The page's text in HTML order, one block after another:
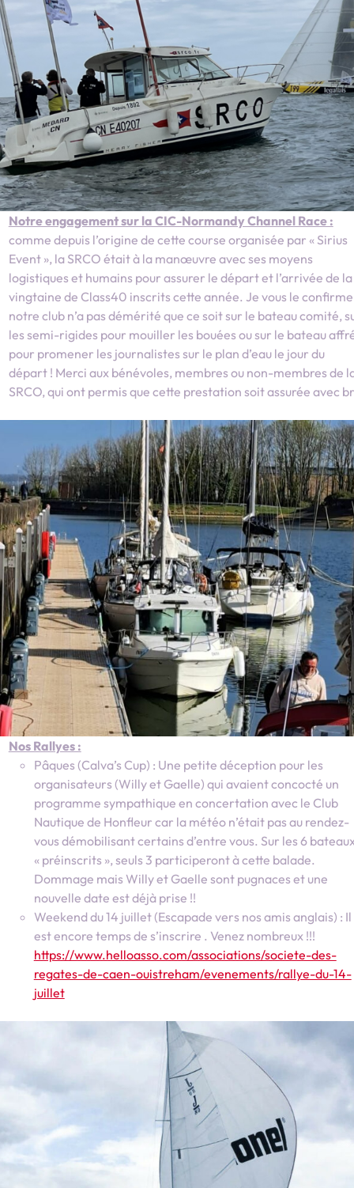
Notre engagement sur la CIC-Normandy Channel Race :
comme depuis l’origine de cette course organisée par « Sirius
Event », la SRCO était à la manœuvre avec ses moyens
logistiques et humains pour assurer le départ et l’arrivée de la
vingtaine de Class40 inscrits cette année. Je vous le
notre club n’a pas démérité que ce soit sur le bateau comité,
les semi-rigides pour mouiller les bouées ou sur le bateau
pour promener les journalistes sur le plan d’eau le jour du
départ ! Merci aux bénévoles, membres ou non-membres de
SRCO, qui ont permis que cette prestation soit assurée avec
Nos Rallyes :
Pâques (Calva’s Cup) : Une petite déception pour les
organisateurs (Willy et Gaelle) qui avaient concocté un
programme sympathique en concertation avec le Club
Nautique de Honfleur car la météo n’était pas au rendez-
vous démobilisant certains d’entre vous. Sur les 6
« préinscrits », seuls 3 participeront à cette balade.
Dommage mais Willy et Gaelle sont pugnaces et une
nouvelle date est déjà prise !!
Weekend du 14 juillet (Escapade vers nos amis anglais) : Il
est encore temps de s’inscrire . Venez nombreux !!!
https://www.helloasso.com/associations/societe-des-
regates-de-caen-ouistreham/evenements/rallye-du-14-
juillet